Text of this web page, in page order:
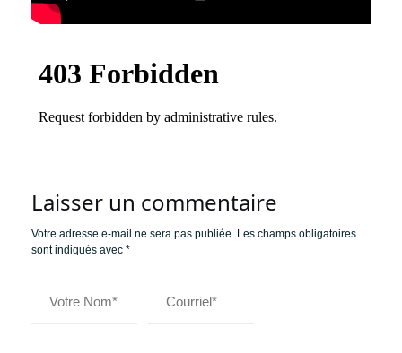
Laisser un commentaire
Votre adresse e-mail ne sera pas publiée. Les champs obligatoires
sont indiqués avec *